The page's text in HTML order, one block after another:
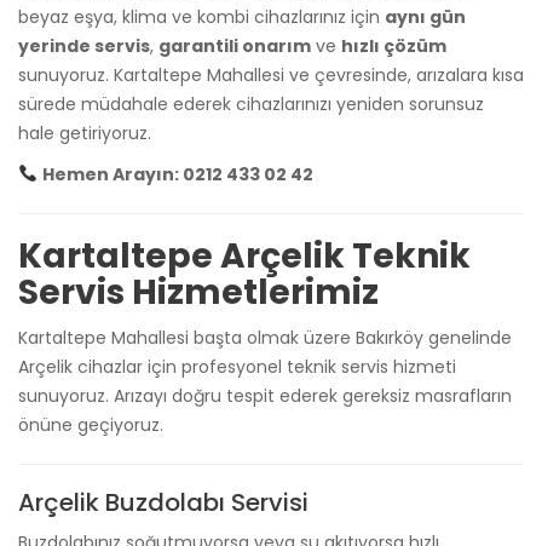
beyaz eşya, klima ve kombi cihazlarınız için aynı gün
yerinde servis, garantili onarım ve hızlı çözüm
sunuyoruz. Kartaltepe Mahallesi ve çevresinde, arızalara kısa
sürede müdahale ederek cihazlarınızı yeniden sorunsuz
hale getiriyoruz.
Hemen Arayın: 0212 433 02 42
Kartaltepe Arçelik Teknik
Servis Hizmetlerimiz
Kartaltepe Mahallesi başta olmak üzere Bakırköy genelinde
Arçelik cihazlar için profesyonel teknik servis hizmeti
sunuyoruz. Arızayı doğru tespit ederek gereksiz masrafların
önüne geçiyoruz.
Arçelik Buzdolabı Servisi